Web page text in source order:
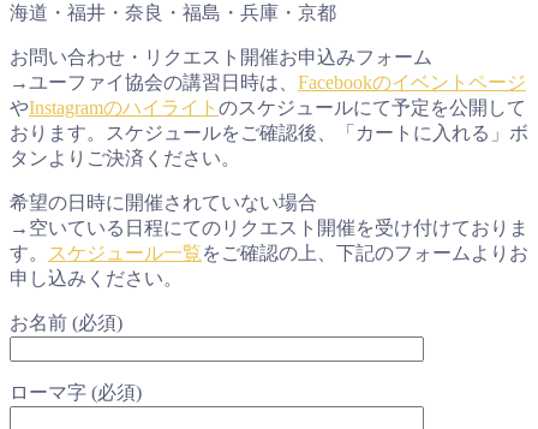
海道・福井・奈良・福島・兵庫・京都
お問い合わせ・リクエスト開催お申込みフォーム
→ユーファイ協会の講習日時は、 Facebookのイベントページ
やInstagramのハイライト のスケジュールにて予定を公開して
おります。スケジュールをご確認後、「カートに入れる」ボ
タンよりご決済ください。
希望の日時に開催されていない場合
→空いている日程にてのリクエスト開催を受け付けておりま
す。 スケジュール一覧をご確認の上、下記のフォームよりお
申し込みください。
お名前 (必須)
ローマ字 (必須)